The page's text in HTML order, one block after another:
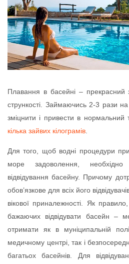
Плавання в басейні – прекрасний
стрункості. Займаючись 2-3 рази
зміцнити і привести в нормальний
кілька зайвих кілограмів.
Для того, щоб водні процедури
море задоволення, необхідно
відвідування басейну. Причому
обов’язкове для всіх його
вікової приналежності. Як
бажаючих відвідувати басейн –
отримати як в муніципальній
медичному центрі, так і
багатьох басейнів. Для